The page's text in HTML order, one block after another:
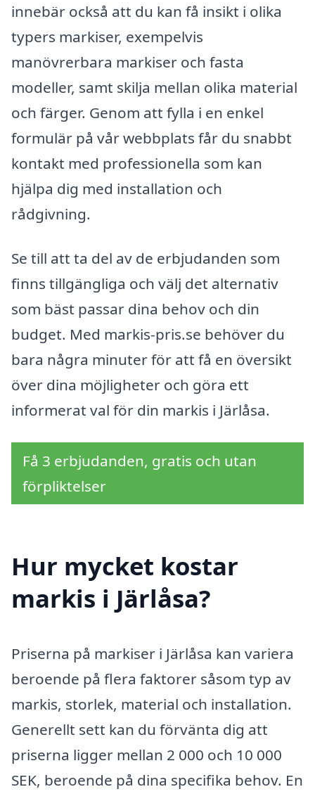
innebär också att du kan få insikt i olika
typers markiser, exempelvis
manövrerbara markiser och fasta
modeller, samt skilja mellan olika material
och färger. Genom att fylla i en enkel
formulär på vår webbplats får du snabbt
kontakt med professionella som kan
hjälpa dig med installation och
rådgivning.
Se till att ta del av de erbjudanden som
finns tillgängliga och välj det alternativ
som bäst passar dina behov och din
budget. Med markis-pris.se behöver du
bara några minuter för att få en översikt
över dina möjligheter och göra ett
informerat val för din markis i Järlåsa.
Få 3 erbjudanden, gratis och utan
förpliktelser
Hur mycket kostar
markis i Järlåsa?
Priserna på markiser i Järlåsa kan variera
beroende på flera faktorer såsom typ av
markis, storlek, material och installation.
Generellt sett kan du förvänta dig att
priserna ligger mellan 2 000 och 10 000
SEK, beroende på dina specifika behov. En